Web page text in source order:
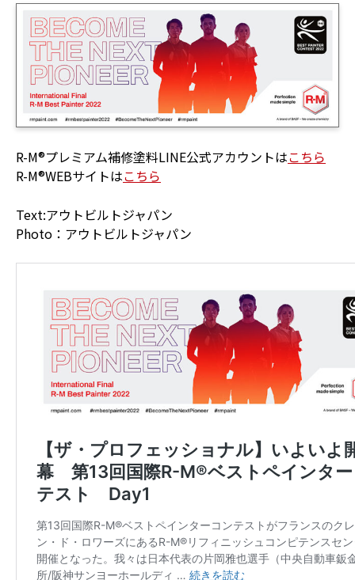
R-M®プレミアム補修塗料LINE公式アカウントはこちら
R-M®WEBサイトはこちら
Text:アウトビルトジャパン
Photo：アウトビルトジャパン